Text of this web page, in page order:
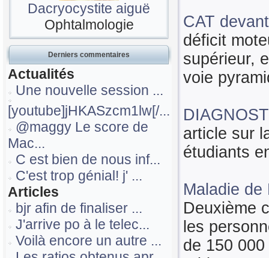
Dacryocystite aiguë
Ophtalmologie
Derniers commentaires
Actualités
Une nouvelle session ...
[youtube]jHKASzcm1lw[/...
@maggy Le score de
Mac...
C est bien de nous inf...
C'est trop génial! j' ...
Articles
bjr afin de finaliser ...
J'arrive po à le telec...
Voilà encore un autre ...
CAT
déficit
supérieur,
voie
article sur
étudiants
Maladie
Deuxième
les
de 150